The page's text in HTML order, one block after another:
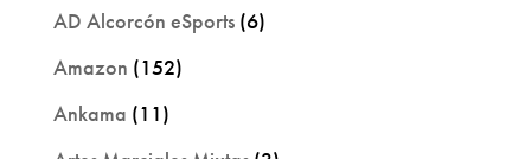
AD Alcorcón eSports(6)
Amazon (152)
Ankama (11)